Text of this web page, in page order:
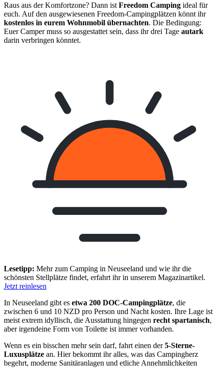
Raus aus der Komfortzone? Dann ist Freedom Camping ideal für
euch. Auf den ausgewiesenen Freedom-Campingplätzen könnt ihr
kostenlos in eurem Wohnmobil übernachten. Die Bedingung:
Euer Camper muss so ausgestattet sein, dass ihr drei Tage autark
darin verbringen könntet.
Lesetipp: Mehr zum Camping in Neuseeland und wie ihr die
schönsten Stellplätze findet, erfahrt ihr in unserem Magazinartikel.
Jetzt reinlesen
In Neuseeland gibt es etwa 200 DOC-Campingplätze, die
zwischen 6 und 10 NZD pro Person und Nacht kosten. Ihre Lage ist
meist extrem idyllisch, die Ausstattung hingegen recht spartanisch,
aber irgendeine Form von Toilette ist immer vorhanden.
Wenn es ein bisschen mehr sein darf, fahrt einen der5-Sterne-
Luxusplätze an. Hier bekommt ihr alles, was das Campingherz
begehrt, moderne Sanitäranlagen und etliche Annehmlichkeiten